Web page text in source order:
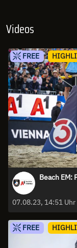
Videos
FREE
Beach EM:
07.08.23, 14:51 Uhr
FREE